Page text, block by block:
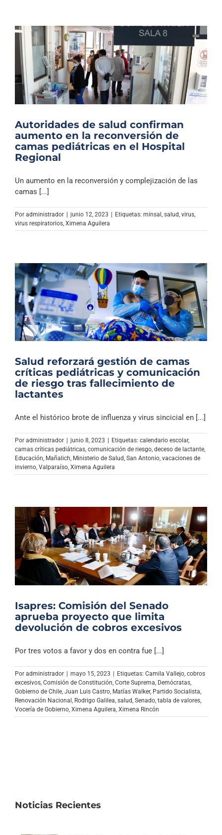
Autoridades de salud confirman
aumento en la reconversión de
camas pediátricas en el Hospital
Regional
Un aumento en la reconversión y complejización de las
camas [...]
Por administrador | junio 12, 2023 | Etiquetas: minsal salud virus
virus respiratorios Ximena Aguilera
Salud reforzará gestión de camas
críticas pediátricas y comunicación
de riesgo tras fallecimiento de
lactantes
Ante el histórico brote de influenza y virus sincicial en [...]
Por administrador junio 8, 2023 Etiquetas: calendario escolar,
camas críticas pediátricas, comunicación de riesgo, deceso de lactante,
Educación, Mañalich, Ministerio de Salud, San Antonio, vacaciones de
invierno, Valparaíso, Ximena Aguilera
Isapres: Comisión del Senado
aprueba proyecto que limita
devolución de cobros excesivos
Por tres votos a favor y dos en contra fue [...]
Por administrador mayo 15, 2023 Etiquetas: Camila Vallejo, cobros
excesivos, Comisión de Constitución, Corte Suprema, Demócratas,
Gobierno de Chile, Juan Luis Castro, Matías Walker, Partido Socialista,
Renovación Nacional , Rodrigo Galilea, salud, Senado, tabla de valores,
Vocería de Gobierno, Ximena Aguilera, Ximena Rincón
Noticias Recientes